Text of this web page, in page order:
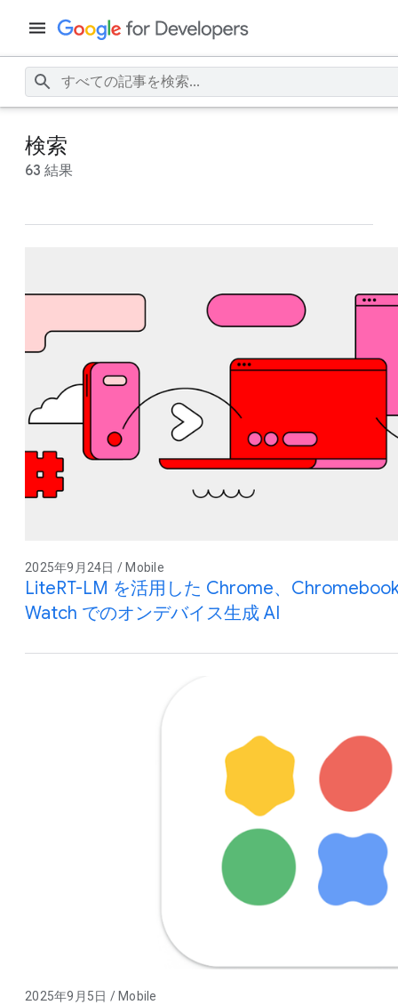
検索
63 結果
2025年9月24日 / Mobile
LiteRT-LM を活用した Chrome、
Watch でのオンデバイス生成 AI
2025年9月5日 / Mobile